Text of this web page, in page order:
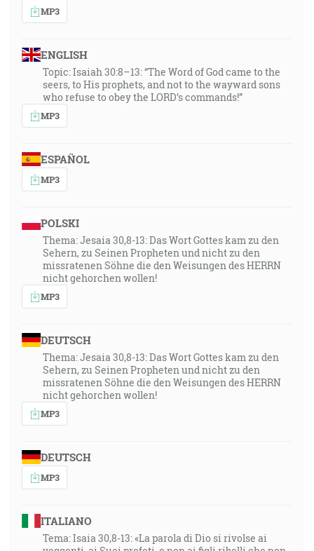
MP3
ENGLISH
Topic: Isaiah 30:8–13: “The Word of God came to the
seers, to His prophets, and not to the wayward sons
who refuse to obey the LORD’s commands!”
MP3
ESPAÑOL
MP3
POLSKI
Thema: Jesaia 30,8-13: Das Wort Gottes kam zu den
Sehern, zu Seinen Propheten und nicht zu den
missratenen Söhne die den Weisungen des HERRN
nicht gehorchen wollen!
MP3
DEUTSCH
Thema: Jesaia 30,8-13: Das Wort Gottes kam zu den
Sehern, zu Seinen Propheten und nicht zu den
missratenen Söhne die den Weisungen des HERRN
nicht gehorchen wollen!
MP3
DEUTSCH
MP3
ITALIANO
Tema: Isaia 30,8-13: «La parola di Dio si rivolse ai